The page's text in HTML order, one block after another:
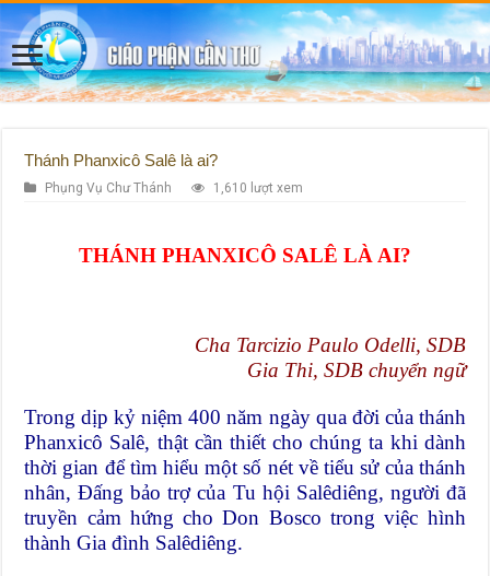
Thánh Phanxicô Salê là ai?
Phụng Vụ Chư Thánh 1,610 lượt xem
THÁNH PHANXICÔ SALÊ LÀ AI?
Cha Tarcizio Paulo Odelli, SDB
Gia Thi, SDB chuyển ngữ
Trong dịp kỷ niệm 400 năm ngày qua đời của thánh
Phanxicô Salê, thật cần thiết cho chúng ta khi dành
thời gian để tìm hiểu một số nét về tiểu sử của thánh
nhân, Đấng bảo trợ của Tu hội Salêdiêng, người đã
truyền cảm hứng cho Don Bosco trong việc hình
thành Gia đình Salêdiêng.